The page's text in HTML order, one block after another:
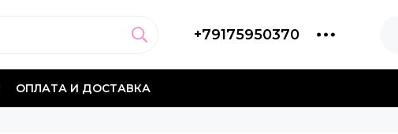
+79175950370
ОПЛАТА И ДОСТАВКА